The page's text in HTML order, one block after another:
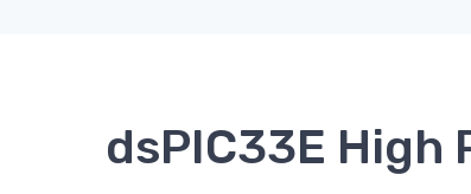
dsPIC33E High